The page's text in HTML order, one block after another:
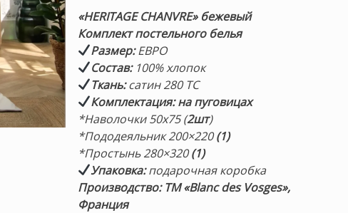
составляла
67,000 ₽.
53,500 ₽.
«HERITAGECHANVRE» бежевый
Комплектпостельного белья
Размер:ЕВРО
Состав: 100% хлопок
Ткань:сатин 280 TC
Комплектация: на пуговицах
*Наволочки 50х75 (2шт)
*Пододеяльник 200×220(1)
*Простынь 280×320(1)
Упаковка:подарочная коробка
Производство: ТМ «Blanc des Vosges»,
Франция